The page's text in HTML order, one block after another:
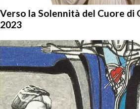
Verso la Solennità del Cuore di
2023